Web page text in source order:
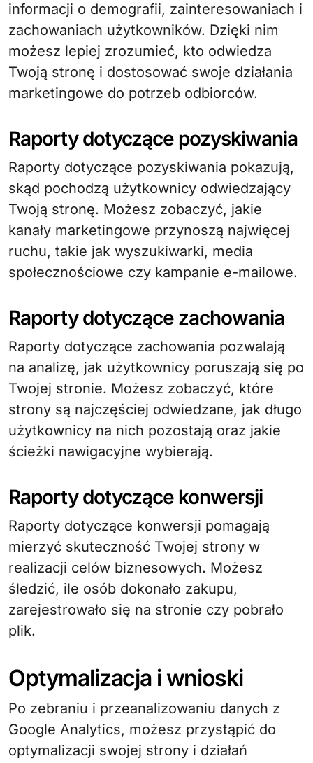
informacji o demografii, zainteresowaniach i
zachowaniach użytkowników. Dzięki nim
możesz lepiej zrozumieć, kto odwiedza
Twoją stronę i dostosować swoje działania
marketingowe do potrzeb odbiorców.
Raporty dotyczące pozyskiwania
Raporty dotyczące pozyskiwania pokazują,
skąd pochodzą użytkownicy odwiedzający
Twoją stronę. Możesz zobaczyć, jakie
kanały marketingowe przynoszą najwięcej
ruchu, takie jak wyszukiwarki, media
społecznościowe czy kampanie e-mailowe.
Raporty dotyczące zachowania
Raporty dotyczące zachowania pozwalają
na analizę, jak użytkownicy poruszają się po
Twojej stronie. Możesz zobaczyć, które
strony są najczęściej odwiedzane, jak długo
użytkownicy na nich pozostają oraz jakie
ścieżki nawigacyjne wybierają.
Raporty dotyczące konwersji
Raporty dotyczące konwersji pomagają
mierzyć skuteczność Twojej strony w
realizacji celów biznesowych. Możesz
śledzić, ile osób dokonało zakupu,
zarejestrowało się na stronie czy pobrało
plik.
Optymalizacja i wnioski
Po zebraniu i przeanalizowaniu danych z
Google Analytics, możesz przystąpić do
optymalizacji swojej strony i działań